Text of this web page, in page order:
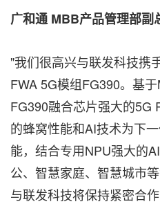
广和通 MBB产品管理部副
"我们很高兴与联发科技携
FWA 5G模组FG390。基
FG390融合芯片强大的5G
的蜂窝性能和AI技术为下
能，结合专用NPU强大的
公、智慧家庭、智慧城市
与联发科技将保持紧密合